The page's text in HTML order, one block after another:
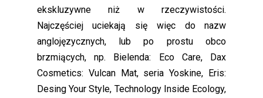
ekskluzywne niż w rzeczywistości.
Najczęściej uciekają się więc do nazw
anglojęzycznych, lub po prostu obco
brzmiących, np. Bielenda: Eco Care, Dax
Cosmetics: Vulcan Mat, seria Yoskine, Eris:
Desing Your Style, Technology Inside Ecology,